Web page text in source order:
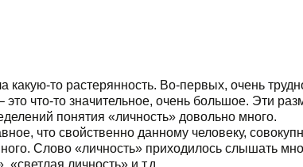
то растерянность. Во-первых, очень
что-то значительное, очень большое. Эти
понятия «личность» довольно много.
что свойственно данному человеку,
Слово «личность» приходилось слышать
«светлая личность» и т.д.